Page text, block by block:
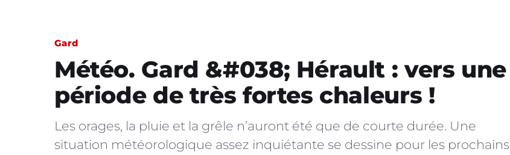
Gard
Météo. Gard &#038; Hérault : vers une
période de très fortes chaleurs !
Les orages, la pluie et la grêle n’auront été que de courte durée. Une
situation météorologique assez inquiétante se dessine pour les prochains